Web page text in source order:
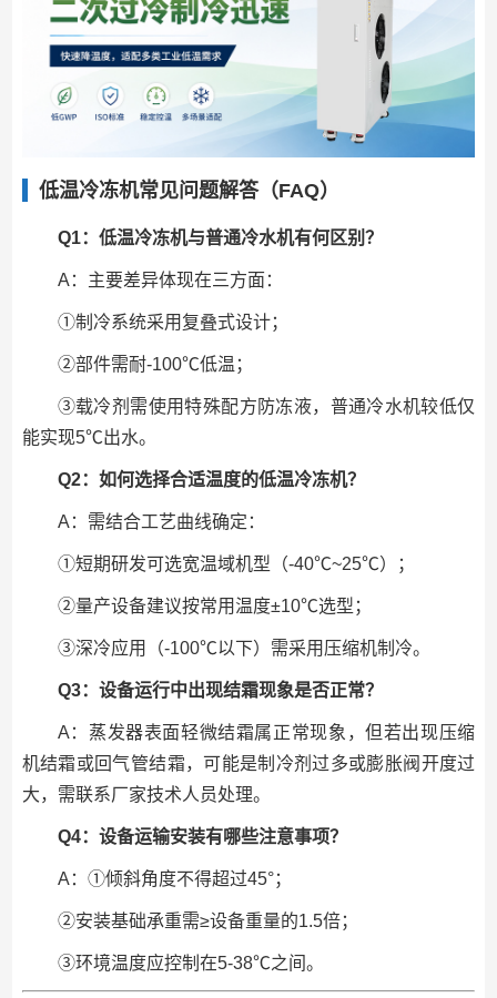
低温冷冻机常见问题解答（FAQ）
Q1：低温冷冻机与普通冷水机有何区别？
A：主要差异体现在三方面：
①制冷系统采用复叠式设计；
②部件需耐-100℃低温；
③载冷剂需使用特殊配方防冻液，普通冷水机较低仅
能实现5℃出水。
Q2：如何选择合适温度的低温冷冻机？
A：需结合工艺曲线确定：
①短期研发可选宽温域机型（-40℃~25℃）；
②量产设备建议按常用温度±10℃选型；
③深冷应用（-100℃以下）需采用压缩机制冷。
Q3：设备运行中出现结霜现象是否正常？
A：蒸发器表面轻微结霜属正常现象，但若出现压缩
机结霜或回气管结霜，可能是制冷剂过多或膨胀阀开度过
大，需联系厂家技术人员处理。
Q4：设备运输安装有哪些注意事项？
A：①倾斜角度不得超过45°；
②安装基础承重需≥设备重量的1.5倍；
③环境温度应控制在5-38℃之间。